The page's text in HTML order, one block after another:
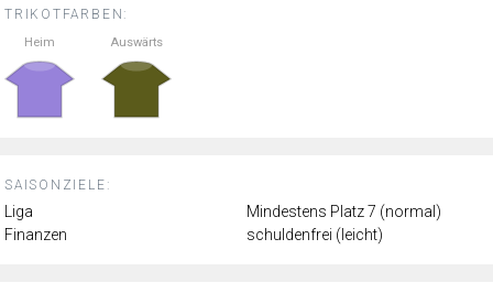
TRIKOTFARBEN:
Heim Auswärts
SAISONZIELE:
Liga
Mindestens Platz 7 (normal)
Finanzen
schuldenfrei (leicht)